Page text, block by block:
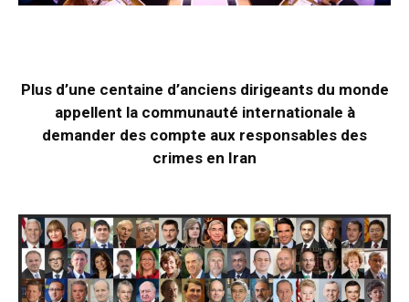
Plus d’une centaine d’anciens dirigeants du monde
appellent la communauté internationale à
demander des compte aux responsables des
crimes en Iran